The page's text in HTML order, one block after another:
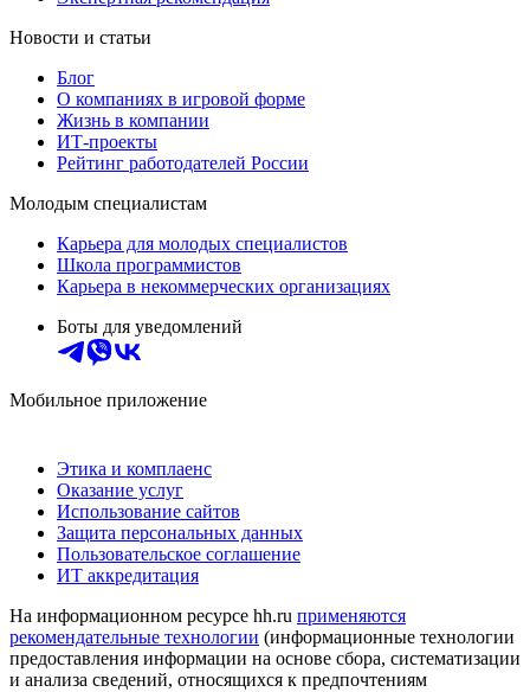
Новости и статьи
Блог
О компаниях в игровой форме
Жизнь в компании
ИТ-проекты
Рейтинг работодателей России
Молодым специалистам
Карьера для молодых специалистов
Школа программистов
Карьера в некоммерческих организациях
Боты для уведомлений
Мобильное приложение
Этика и комплаенс
Оказание услуг
Использование сайтов
Защита персональных данных
Пользовательское соглашение
ИТ аккредитация
На информационном ресурсе hh.ru применяются
рекомендательные технологии (информационные технологии
предоставления информации на основе сбора, систематизации
и анализа сведений, относящихся к предпочтениям